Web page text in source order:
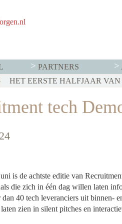
PARTNERS
WET LOONTRANSPARANTIE:
HET EERSTE HALFJAAR
VOOR EEN SUCCESVOL
tech
is de achtste editie van
die zich in één dag willen laten
40 tech leveranciers uit binnen-
zien in silent pitches en